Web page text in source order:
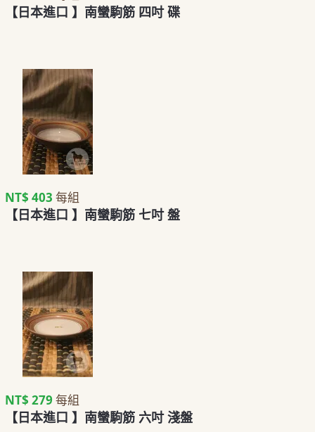
【日本進口 】南蠻駒筋 四吋 碟
NT$ 403 每組
【日本進口 】南蠻駒筋 七吋 盤
NT$ 279 每組
【日本進口 】南蠻駒筋 六吋 淺盤